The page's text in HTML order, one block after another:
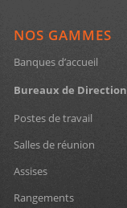
NOS GAMMES
Banques d’accueil
Bureaux de Direction
Postes de travail
Salles de réunion
Assises
Rangements